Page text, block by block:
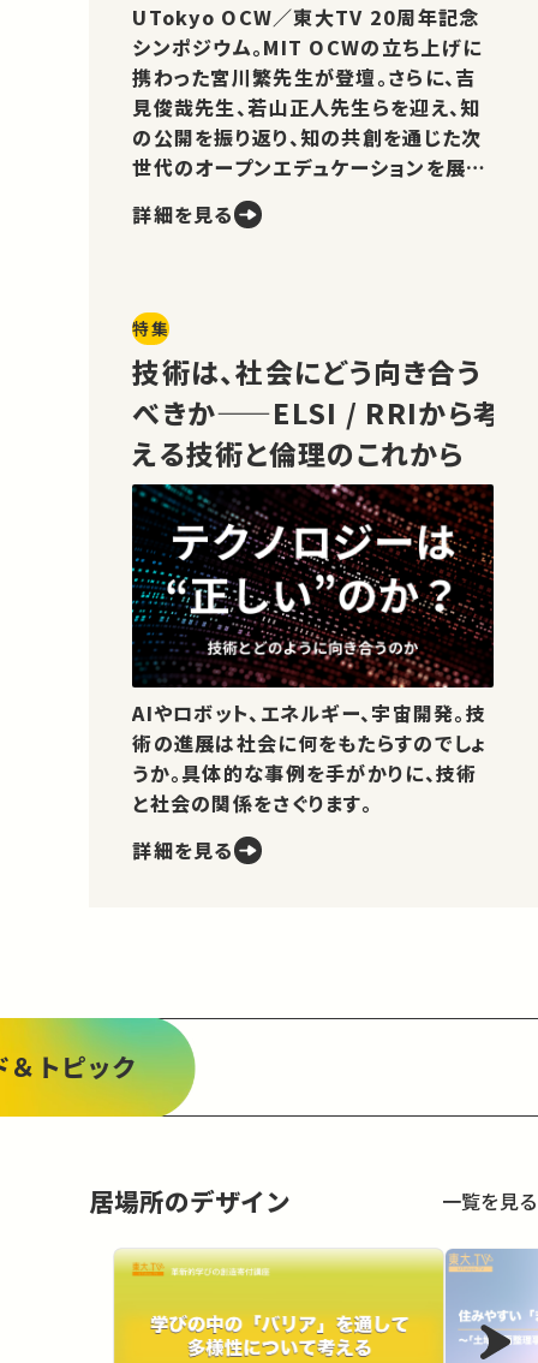
UTokyo OCW／東大TV 20周年記念
シンポジウム。MIT OCWの立ち上げに
携わった宮川繁先生が登壇。さらに、吉
見俊哉先生、若山正人先生らを迎え、知
の公開を振り返り、知の共創を通じた次
世代のオープンエデュケーションを展望
詳細を見る
特集
技術は、社会にどう向き合う
べきか——ELSI / RRIから考
える技術と倫理のこれから
AIやロボット、エネルギー、宇宙開発。技
術の進展は社会に何をもたらすのでしょ
うか。具体的な事例を手がかりに、技術
と社会の関係をさぐります。
詳細を見る
＆トピック
居場所のデザイン 一覧を見る